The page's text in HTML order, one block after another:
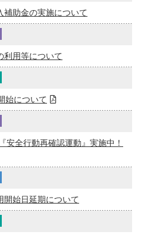
補助金の実施について
利用等について
始について
安全行動再確認運動』実施中！
開始日延期について